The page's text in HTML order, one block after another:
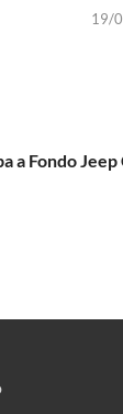
19/
a Fondo